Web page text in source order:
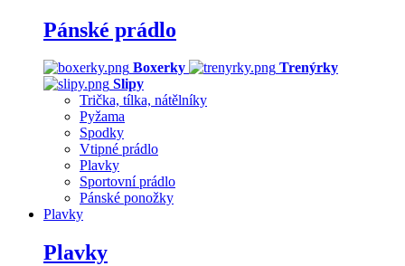
Pánské prádlo
Boxerky
Trenýrky
Slipy
Trička, tílka, nátělníky
Pyžama
Spodky
Vtipné prádlo
Plavky
Sportovní prádlo
Pánské ponožky
Plavky
Plavky